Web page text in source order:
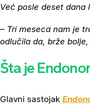
Već posle deset dana
– Tri meseca nam je
odlučila da, brže
Šta je
Glavni sastojak